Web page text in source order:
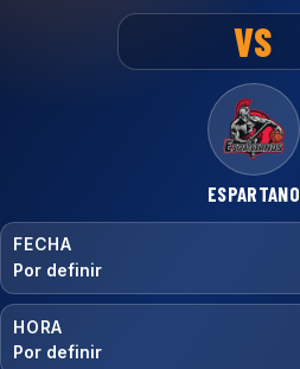
VS
ESPARTANO
FECHA
Por definir
HORA
Por definir